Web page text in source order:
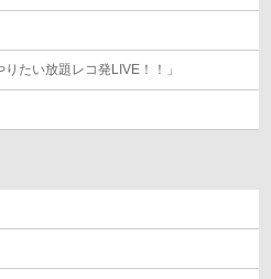
たい放題レコ発LIVE！！」